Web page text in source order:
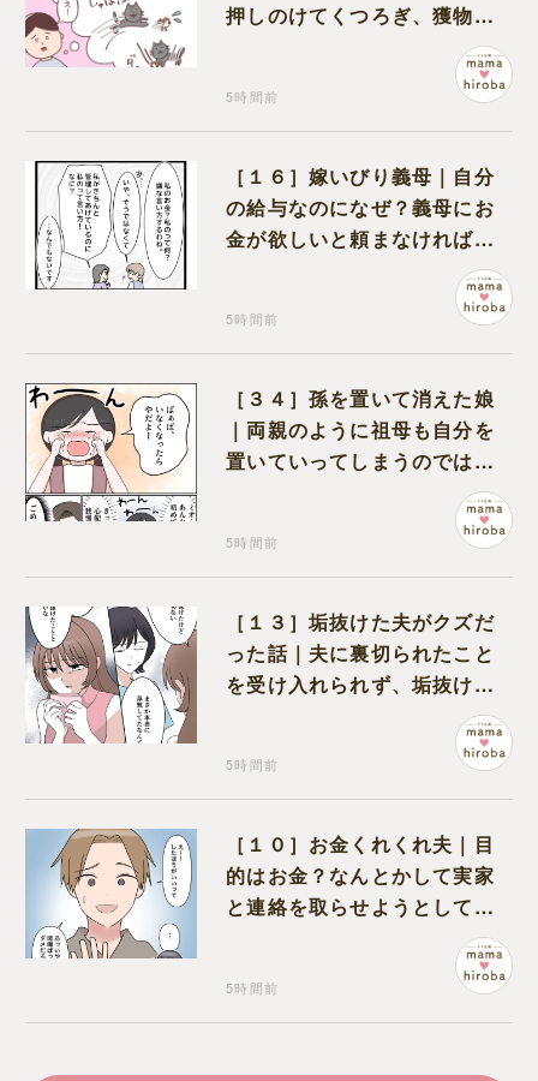
押しのけてくつろぎ、獲物に
も物怖じしない鋼のハート
5時間前
［１６］嫁いびり義母｜自分
の給与なのになぜ？義母にお
金が欲しいと頼まなければな
5時間前
［３４］孫を置いて消えた娘
｜両親のように祖母も自分を
置いていってしまうのでは？
と怯えて泣く孫に心が痛む
5時間前
［１３］垢抜けた夫がクズだ
った話｜夫に裏切られたこと
を受け入れられず、垢抜けた
ことが関係しているのかと嘆
5時間前
［１０］お金くれくれ夫｜目
的はお金？なんとかして実家
と連絡を取らせようとしてく
5時間前